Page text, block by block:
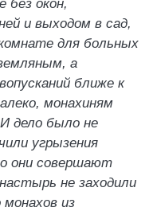
без окон,
и выходом в сад,
для больных
а
ближе к
монахиням
дело было не
угрызения
они совершают
не заходили
из